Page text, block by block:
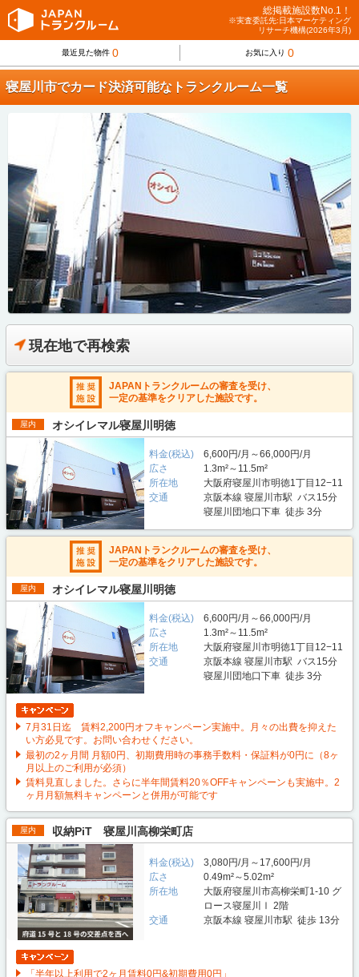
総掲載施設数No.1！
※実査委託先:日本マーケティング
リサーチ機構(2026年3月)
最近見た物件 0 お気に入り 0
寝屋川市でカード決済可能なトランクルーム一覧
現在地で再検索
JAPANトランクルームの審査を受け、
一定の基準をクリアした施設です。
屋内 オシイレマル寝屋川明徳
料金(税込)
6,600円/月～66,000円/月
広さ
1.3m²～11.5m²
所在地
大阪府寝屋川市明徳1丁目12−11
交通
京阪本線 寝屋川市駅 バス15分
寝屋川団地口下車 徒歩 3分
JAPANトランクルームの審査を受け、
一定の基準をクリアした施設です。
屋内 オシイレマル寝屋川明徳
料金(税込)
6,600円/月～66,000円/月
広さ
1.3m²～11.5m²
所在地
大阪府寝屋川市明徳1丁目12−11
交通
京阪本線 寝屋川市駅 バス15分
寝屋川団地口下車 徒歩 3分
7月31日迄 賃料2,200円オフキャンペーン実施中。月々の出費を抑えた
い方必見です。お問い合わせください。
最初の2ヶ月間 月額0円、初期費用時の事務手数料・保証料が0円に（8ヶ
月以上のご利用が必須）
賃料見直しました。さらに半年間賃料20％OFFキャンペーンも実施中。2
ヶ月月額無料キャンペーンと併用が可能です
屋内 収納PiT 寝屋川高柳栄町店
料金(税込)
3,080円/月～17,600円/月
広さ
0.49m²～5.02m²
所在地
大阪府寝屋川市高柳栄町1-10 グ
ロース寝屋川Ⅰ 2階
交通
京阪本線 寝屋川市駅 徒歩 13分
「半年以上利用で2ヶ月賃料0円&初期費用0円」